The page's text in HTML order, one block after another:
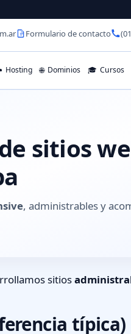
Formulario de contacto
Hosting 🌐 Dominios 🎓 Cursos
sitios
, administrables y
sitios
típica)